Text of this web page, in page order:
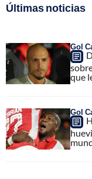
Últimas noticias
Gol
que
Gol